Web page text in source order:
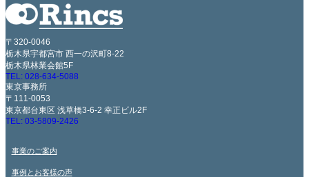
〒320-0046
栃木県宇都宮市 西一の沢町8-22
栃木県林業会館5F
TEL: 028-634-5088
東京事務所
〒111-0053
東京都台東区 浅草橋3-6-2 幸正ビル2F
TEL: 03-5809-2426
事業のご案内
事例とお客様の声